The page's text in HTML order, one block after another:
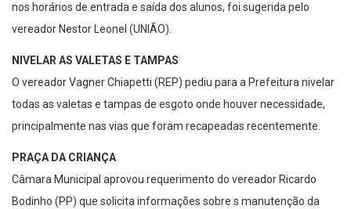
nos horários de entrada e saída dos alunos, foi sugerida pelo
vereador Nestor Leonel (UNIÃO).
NIVELAR AS VALETAS E TAMPAS
O vereador Vagner Chiapetti (REP) pediu para a Prefeitura nivelar
todas as valetas e tampas de esgoto onde houver necessidade,
principalmente nas vias que foram recapeadas recentemente.
PRAÇA DA CRIANÇA
Câmara Municipal aprovou requerimento do vereador Ricardo
Bodinho (PP) que solicita informações sobre s manutenção da